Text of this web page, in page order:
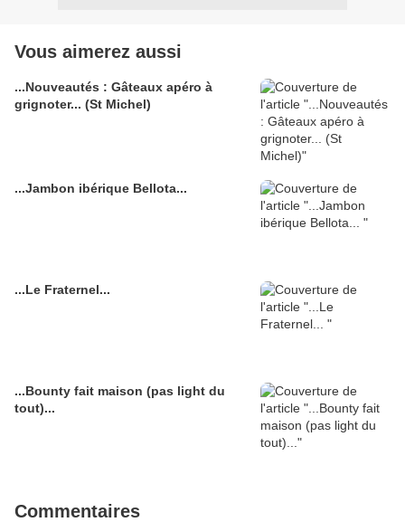
Vous aimerez aussi
...Nouveautés : Gâteaux apéro à
grignoter... (St Michel)
...Jambon ibérique Bellota...
...Le Fraternel...
...Bounty fait maison (pas light du
tout)...
Commentaires